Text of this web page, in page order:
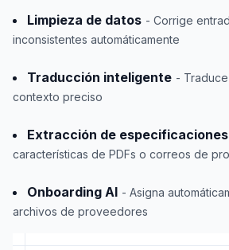
Limpieza de datos - Corrige
inconsistentes automáticamente
Traducción inteligente -
contexto preciso
Extracción de especificaciones
características de PDFs o correos de
Onboarding AI - Asigna
archivos de proveedores